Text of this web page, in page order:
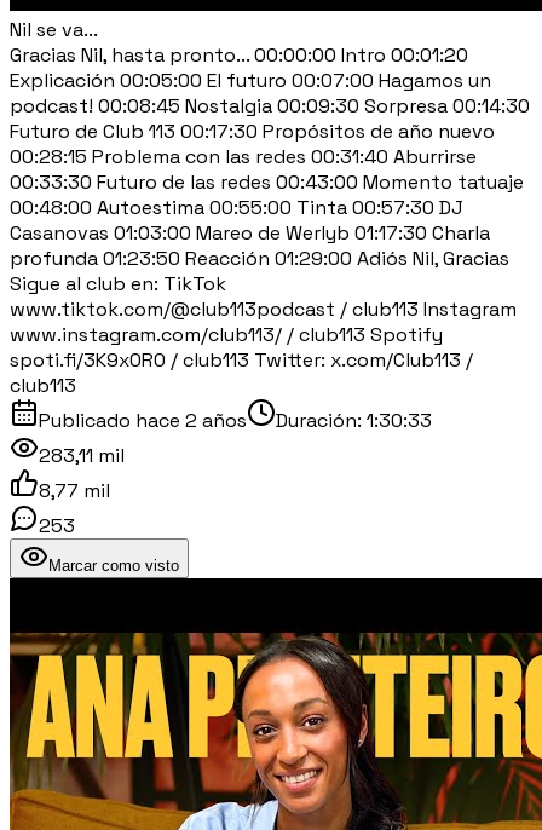
Nil se va...
Gracias Nil, hasta pronto... 00:00:00 Intro 00:01:20
Explicación 00:05:00 El futuro 00:07:00 Hagamos un
podcast! 00:08:45 Nostalgia 00:09:30 Sorpresa 00:14:30
Futuro de Club 113 00:17:30 Propósitos de año nuevo
00:28:15 Problema con las redes 00:31:40 Aburrirse
00:33:30 Futuro de las redes 00:43:00 Momento tatuaje
00:48:00 Autoestima 00:55:00 Tinta 00:57:30 DJ
Casanovas 01:03:00 Mareo de Werlyb 01:17:30 Charla
profunda 01:23:50 Reacción 01:29:00 Adiós Nil, Gracias
Sigue al club en: TikTok
www.tiktok.com/@club113podcast / club113 Instagram
www.instagram.com/club113/ / club113 Spotify
spoti.fi/3K9x0R0 / club113 Twitter: x.com/Club113 /
club113
Publicado hace 2 años Duración: 1:30:33
283,11 mil
8,77 mil
253
Marcar como visto